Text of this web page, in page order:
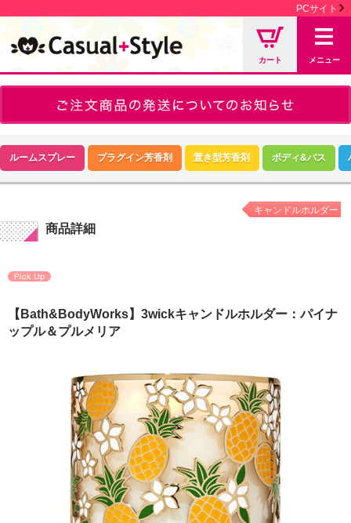
PCサイト
カート メニュー
ルームスプレー プラグイン芳香剤 置き型芳香剤 ボディ&バス
商品詳細
キャンドルホルダー
【Bath&BodyWorks】3wickキャンドルホルダー：パイナ
ップル＆プルメリア